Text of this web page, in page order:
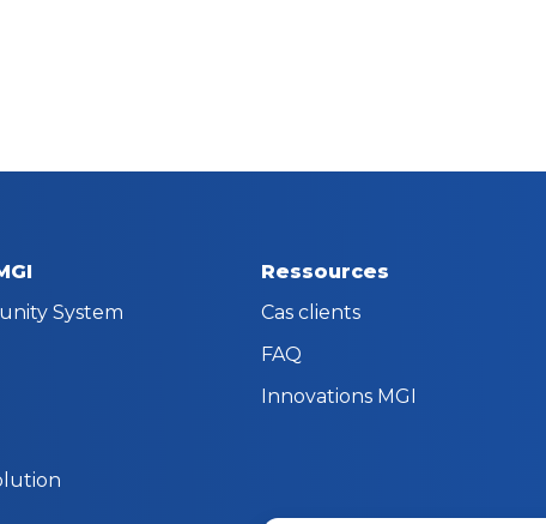
System
Ressources
Cas clients
FAQ
Innovations MGI